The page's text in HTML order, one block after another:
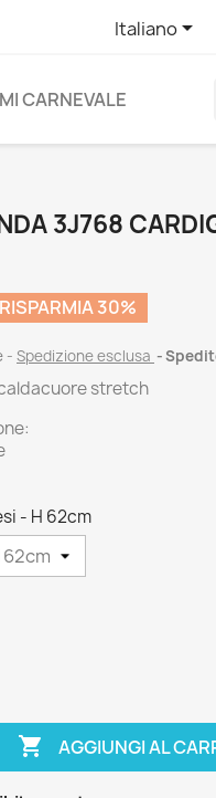
Italiano
CARNEVALE
3J768
RISPARMIA 30%
Spedizione esclusa
stretch
- H 62cm
 AGGIUNGI AL